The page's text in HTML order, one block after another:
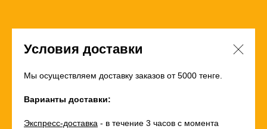
Условия доставки
Мы осуществляем доставку заказов от 5000 тенге.
Варианты доставки:
Экспресс-доставка - в течение 3 часов с момента